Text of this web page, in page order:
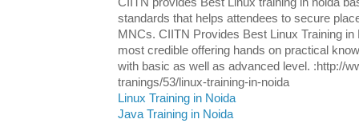
standards that helps attendees to secure
MNCs. CIITN Provides Best Linux Training
most credible offering hands on practical
with basic as well as advanced level. :http://
tranings/53/linux-training-in-noida
Linux Training in Noida
Java Training in Noida